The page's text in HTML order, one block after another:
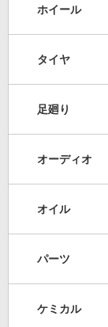
ホイール
タイヤ
足廻り
オーディオ
オイル
パーツ
ケミカル